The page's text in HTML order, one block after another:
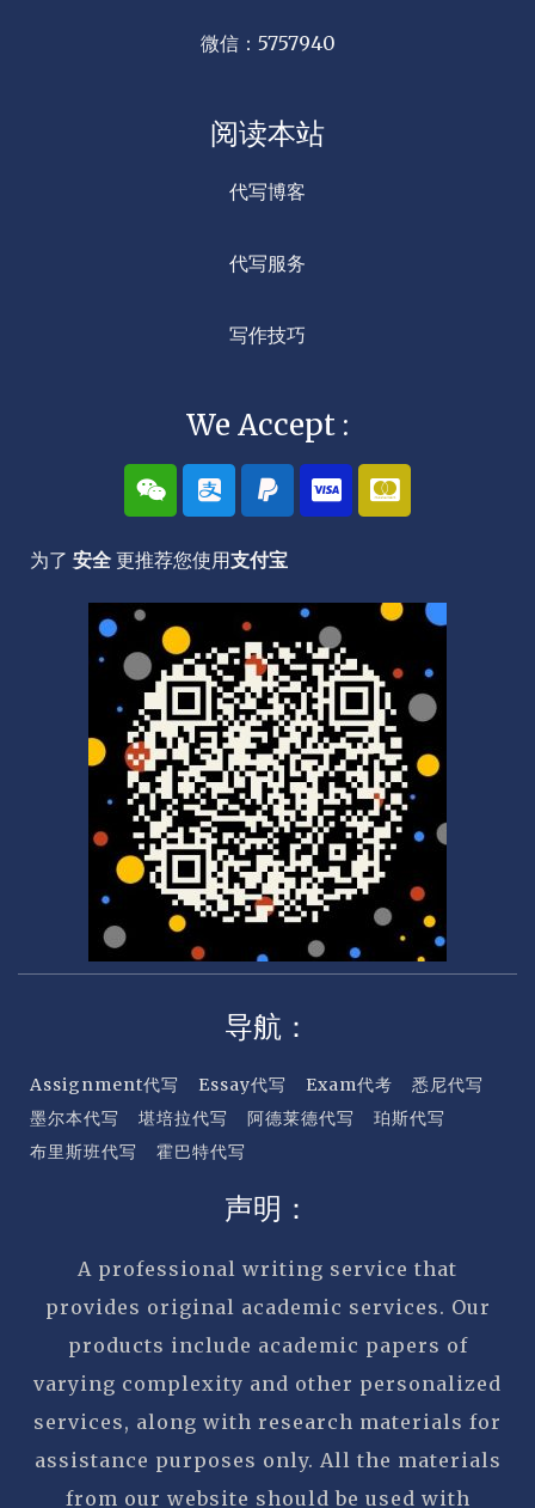
微信：5757940
阅读本站
代写博客
代写服务
写作技巧
We Accept :
W
e
i
x
n
A
l
i
p
a
y
P
a
y
p
l
C
c
-
s
a
C
c
-
s
t
e
r
c
a
r
d
为了 安全 更推荐您使用支付宝
导航：
Assignment代写 Essay代写 Exam代考
悉尼代写
墨尔本代写
堪培拉代写 阿德莱德代写
珀斯代写
布里斯班代写
霍巴特代写
声明：
A professional writing service that
provides original academic services. Our
products include academic papers of
varying complexity and other personalized
services, along with research materials for
assistance purposes only. All the materials
from our website should be used with